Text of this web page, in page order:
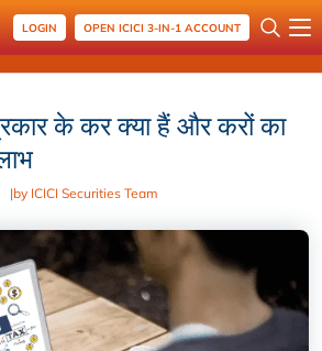
LOGIN OPEN ICICI 3-IN-1 ACCOUNT
के कर क्या हैं और करों का
|by ICICI Securities Team